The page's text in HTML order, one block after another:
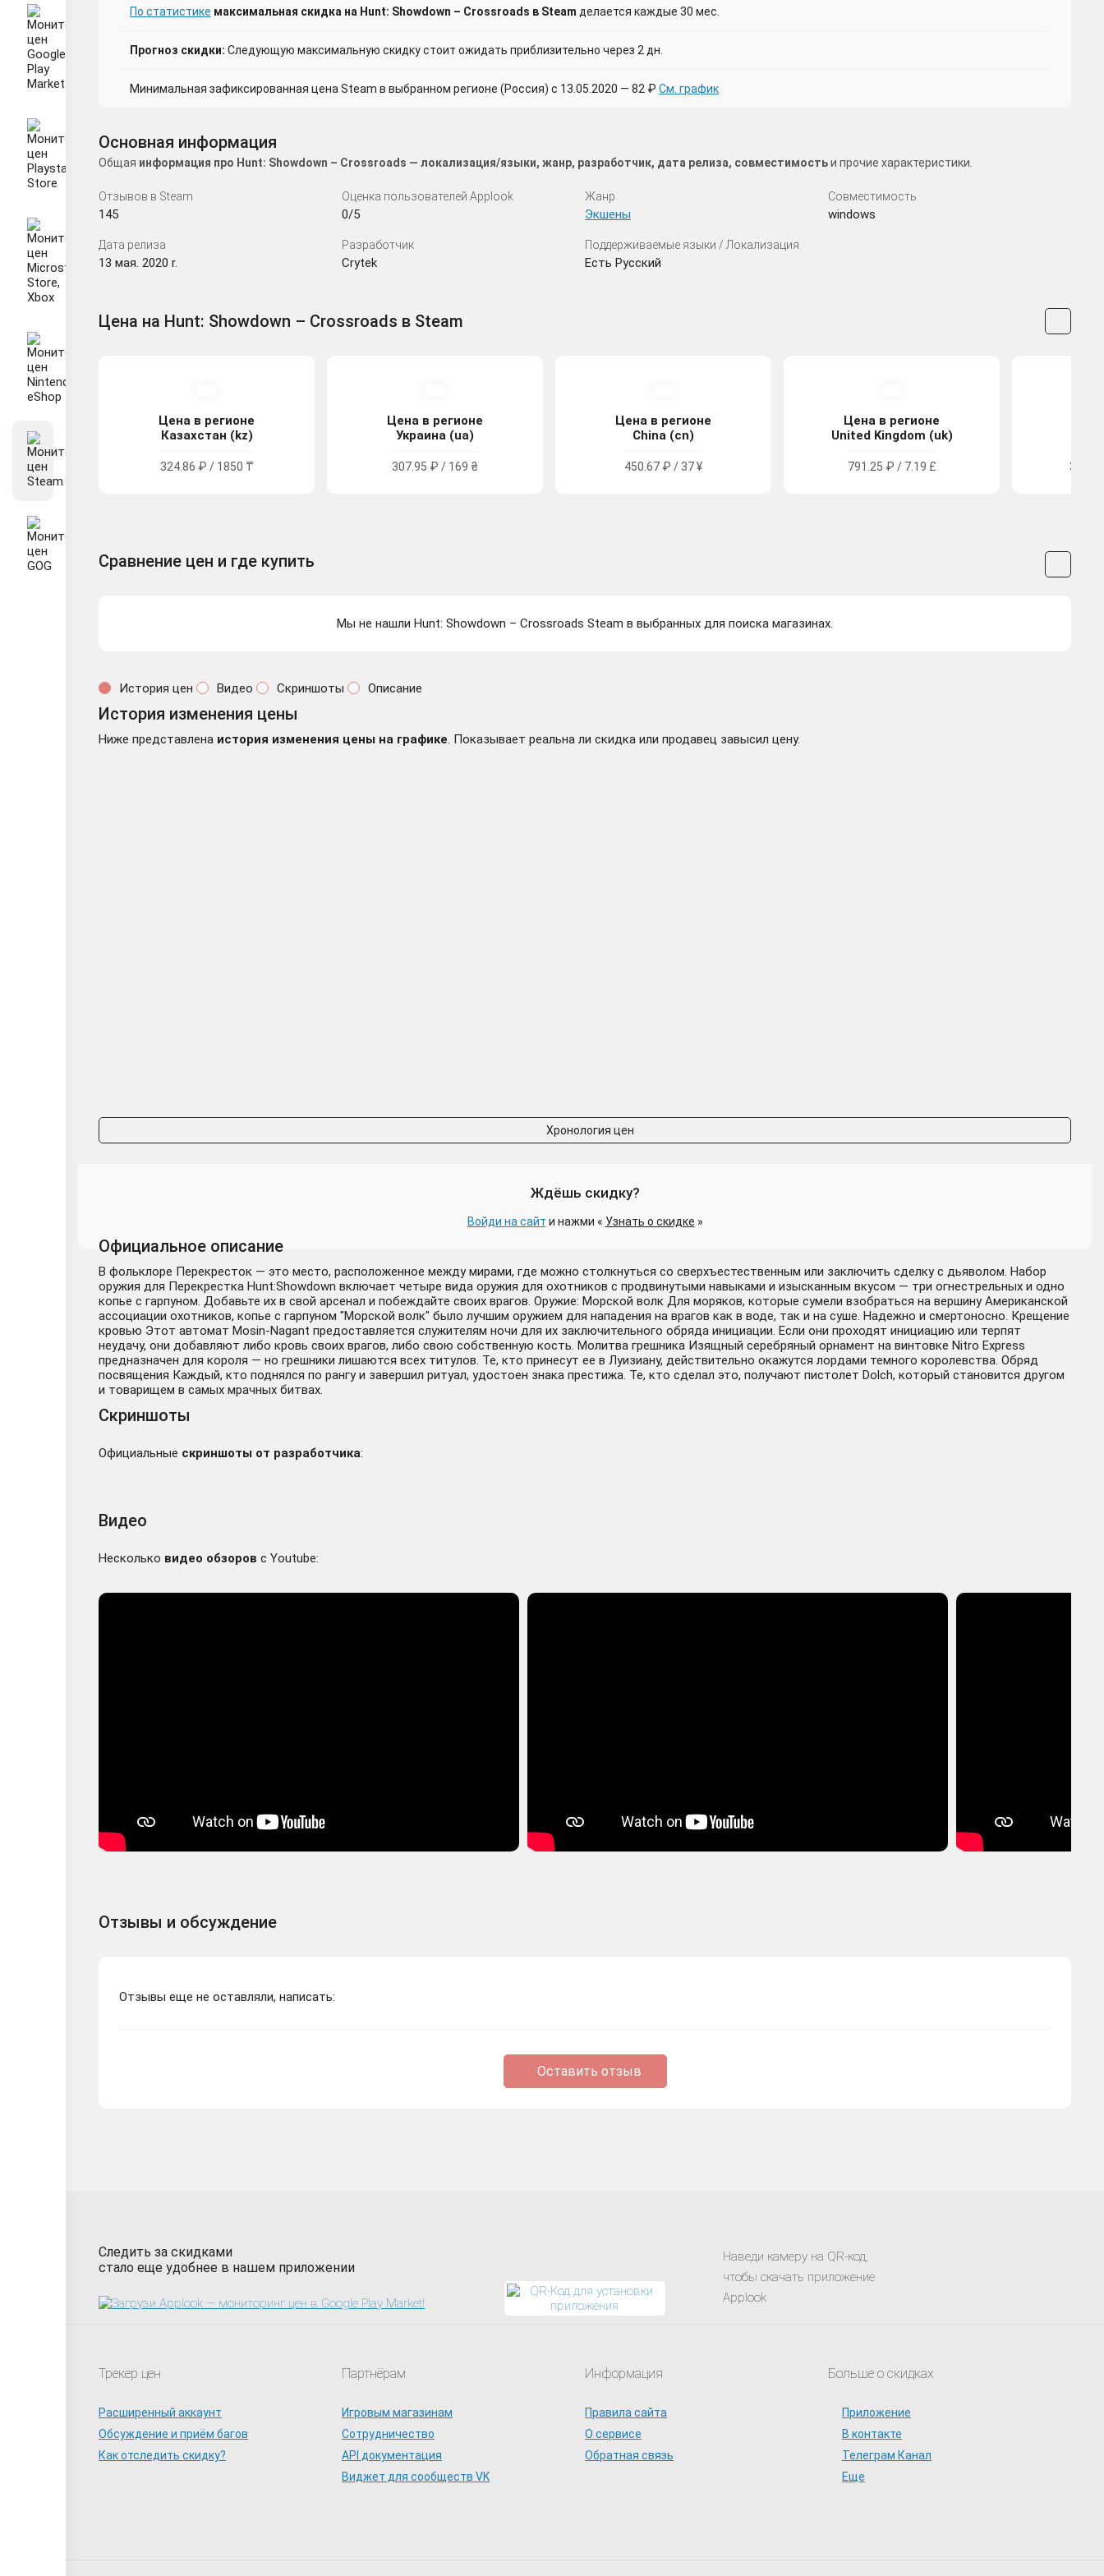
По статистике максимальная скидка на Hunt: Showdown – Crossroads в Steam делается каждые 30 мес.
Прогноз скидки: Следующую максимальную скидку стоит ожидать приблизительно через 2 дн.
Минимальная зафиксированная цена Steam в выбранном регионе (Россия) с 13.05.2020 — 82 ₽ См. график
Основная информация
Общая информация про Hunt: Showdown – Crossroads — локализация/языки, жанр, разработчик, дата релиза, совместимостьи прочие характеристики.
Отзывов в Steam
145
Оценка пользователей Applook
0/5
Жанр
Экшены
Совместимость
windows
Дата релиза
13 мая. 2020 r.
Разработчик
Crytek
Поддерживаемые языки / Локализация
Есть Русский
Цена на Hunt: Showdown – Crossroads в Steam
Цена в регионе
Казахстан (kz)
324.86 ₽ / 1850 ₸
Цена в регионе
Украина (ua)
307.95 ₽ / 169 ₴
Цена в регионе
China (cn)
450.67 ₽ / 37 ¥
Цена в регионе
United Kingdom (uk)
791.25 ₽ / 7.19 £
Сравнение цен и где купить
Мы не нашли Hunt: Showdown – Crossroads Steam в выбранных для поиска магазинах.
История цен Видео Скриншоты Описание
История изменения цены
Ниже представлена история изменения цены на графике. Показывает реальна ли скидка или продавец завысил цену.
Хронология цен
Ждёшь скидку?
Войди на сайт и нажми « Узнать о скидке »
Официальное описание
В фольклоре Перекресток — это место, расположенное между мирами, где можно столкнуться со сверхъестественным или заключить сделку с дьяволом. Набор
оружия для Перекрестка Hunt:Showdown включает четыре вида оружия для охотников с продвинутыми навыками и изысканным вкусом — три огнестрельных и одно
копье с гарпуном. Добавьте их в свой арсенал и побеждайте своих врагов. Оружие: Морской волк Для моряков, которые сумели взобраться на вершину Американской
ассоциации охотников, копье с гарпуном "Морской волк" было лучшим оружием для нападения на врагов как в воде, так и на суше. Надежно и смертоносно. Крещение
кровью Этот автомат Mosin-Nagant предоставляется служителям ночи для их заключительного обряда инициации. Если они проходят инициацию или терпят
неудачу, они добавляют либо кровь своих врагов, либо свою собственную кость. Молитва грешника Изящный серебряный орнамент на винтовке Nitro Express
предназначен для короля — но грешники лишаются всех титулов. Те, кто принесут ее в Луизиану, действительно окажутся лордами темного королевства. Обряд
посвящения Каждый, кто поднялся по рангу и завершил ритуал, удостоен знака престижа. Те, кто сделал это, получают пистолет Dolch, который становится другом
и товарищем в самых мрачных битвах.
Скриншоты
Официальные скриншоты от разработчика:
Видео
Несколько видео обзоров с Youtube:
Отзывы и обсуждение
Отзывы еще не оставляли, написать:
Оставить отзыв
Следить за скидками
стало еще удобнее в нашем приложении
Наведи камеру на QR-код,
чтобы скачать приложение
Applook
Трекер цен
Расширенный аккаунт
Обсуждение и приём багов
Как отследить скидку?
Партнёрам
Игровым магазинам
Сотрудничество
API документация
Виджет для сообществ VK
Информация
Правила сайта
О сервисе
Обратная связь
Больше о скидках
Приложение
В контакте
Телеграм Канал
Еще